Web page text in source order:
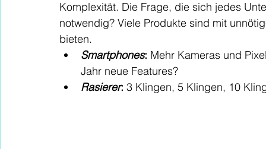
Komplexität. Die Frage, die sich jedes
notwendig? Viele Produkte sind mit
bieten.
Smartphones: Mehr Kameras und
Jahr neue Features?
Rasierer: 3 Klingen, 5 Klingen, 10